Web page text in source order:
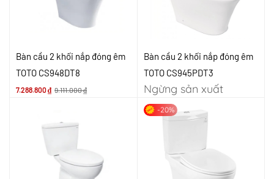
Bàn cầu 2 khối nắp đóng êm
TOTO CS948DT8
7.288.800₫ 9.111.000₫
Bàn cầu 2 khối nắp đóng êm
TOTO CS945PDT3
Ngừng sản xuất
-20%